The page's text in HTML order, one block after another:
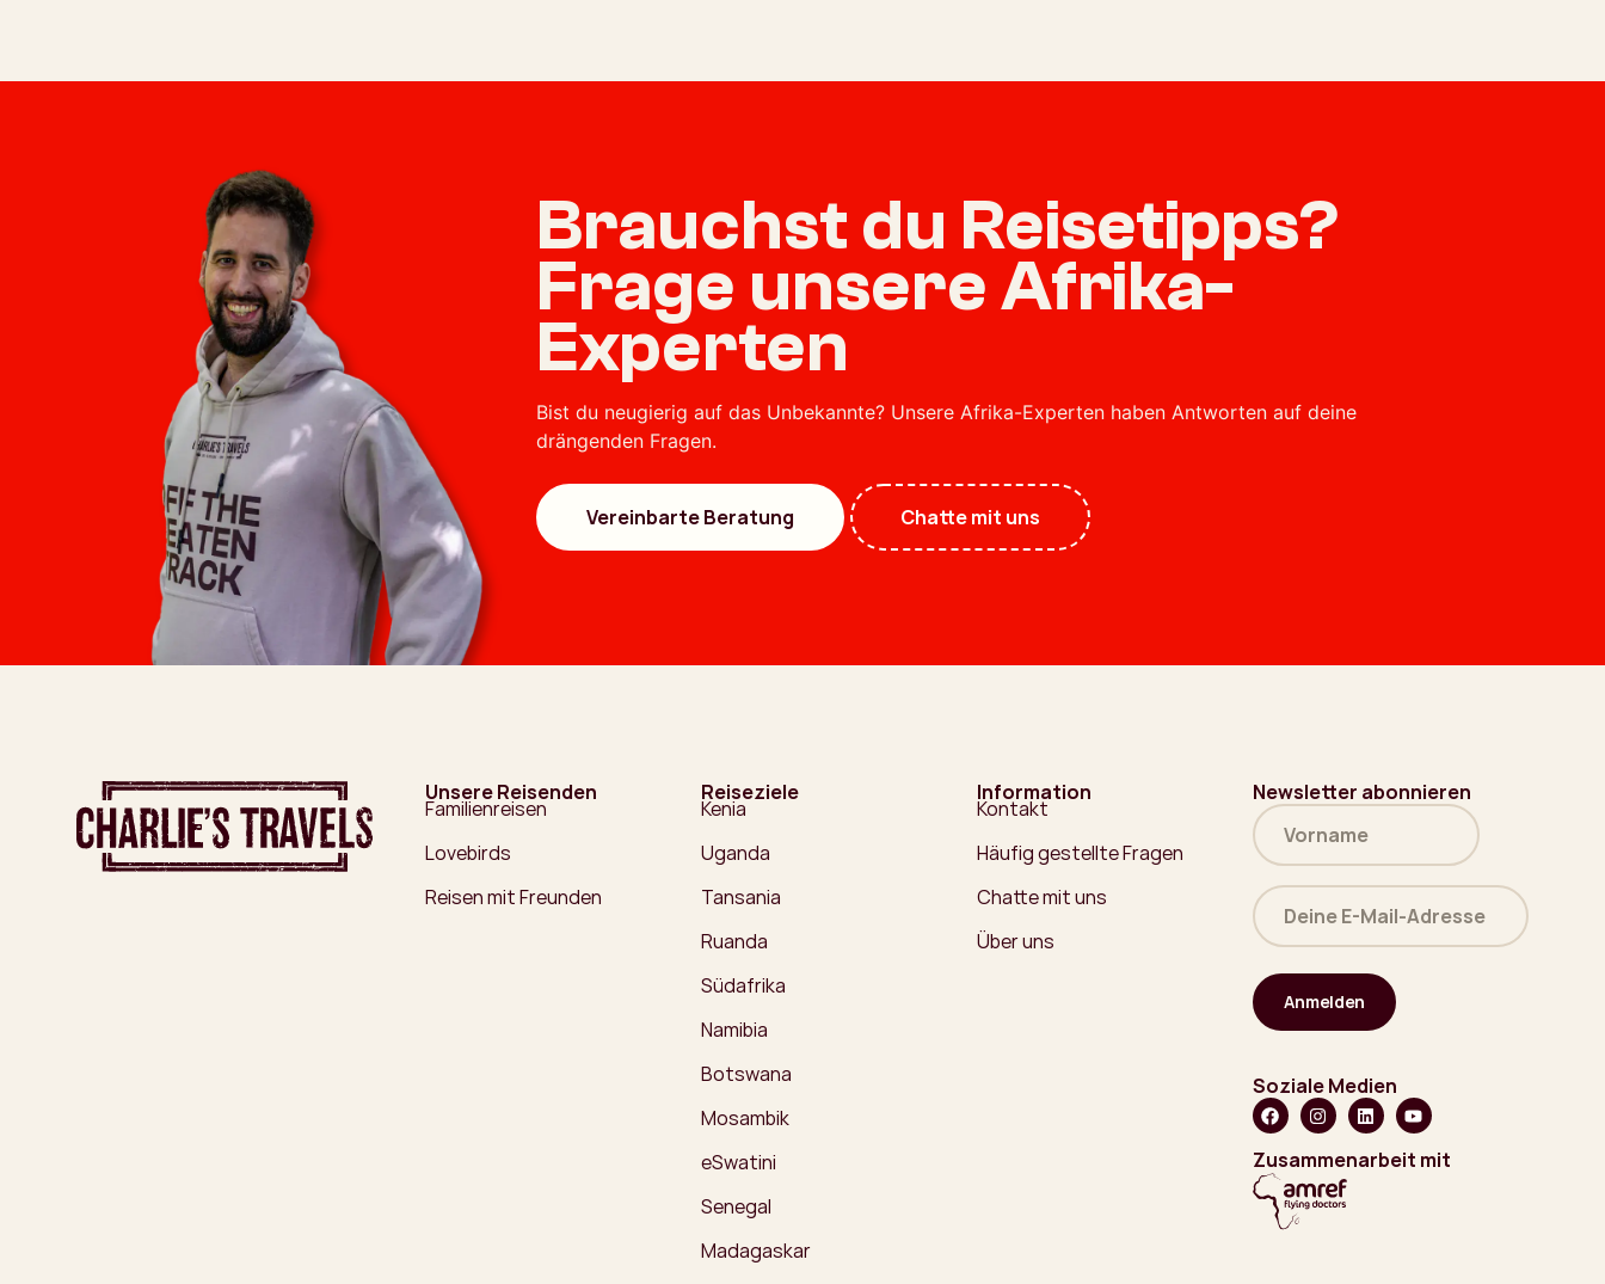
Brauchst du Reisetipps?
Frage unsere Afrika-
Experten
Bist du neugierig auf das Unbekannte? Unsere Afrika-Experten haben Antworten auf deine
drängenden Fragen.
Vereinbarte Beratung Chatte mit uns
Unsere Reisenden
Familienreisen
Lovebirds
Reisen mit Freunden
Reiseziele
Kenia
Uganda
Tansania
Ruanda
Südafrika
Namibia
Botswana
Mosambik
eSwatini
Senegal
Madagaskar
Information
Kontakt
Häufig gestellte Fragen
Chatte mit uns
Über uns
Newsletter abonnieren
Name
(erforderlich)
Deine
E-
Mail-
Adresse
(erforderlich)
Soziale Medien
Zusammenarbeit mit